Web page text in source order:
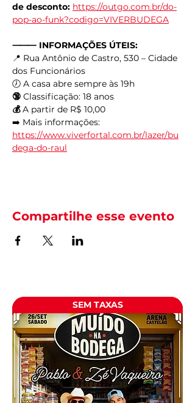
de desconto: https://outgo.com.br/do-
pop-ao-funk?codigo=VIVERBUDEGA
⸻ INFORMAÇÕES ÚTEIS:
📍 Rua Antônio de Castro, 530 – Cidade
dos Funcionários
🕖 A casa abre sempre às 19h
🔞 Classificação: 18 anos
💰 A partir de R$ 10,00
➡️ Mais informações:
https://www.viverfortal.com.br/lazer/bu
dega-do-raul
Compartilhe esse evento
SEM TAXAS